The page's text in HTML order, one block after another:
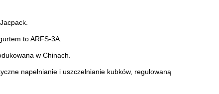
to ARFS-3A.
w Chinach.
napełnianie i uszczelnianie kubków, regulowaną